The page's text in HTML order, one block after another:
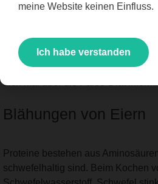
Erwachsenenalter noch an der
nämlich der Kuh. Das ist nicht
durch Milch oder Milchprodukte
und Milchprodukte. Sei einfach
dich mal über die Paleo-Diät
Blähungen von Eiern
Proteine bestehen aus
schwefelhaltig sind. Beim Kochen
meine Website keinen Einfluss.
Ich habe verstanden